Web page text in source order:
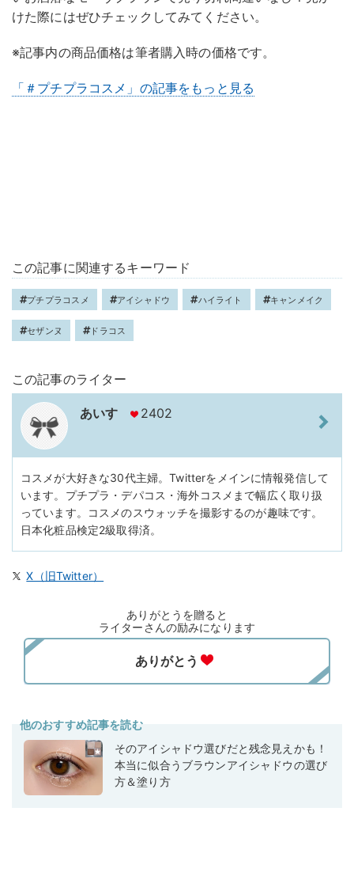
けた際にはぜひチェックしてみてください。
※記事内の商品価格は筆者購入時の価格です。
「＃プチプラコスメ」の記事をもっと見る
この記事に関連するキーワード
プチプラコスメ アイシャドウ ハイライト キャンメイク
セザンヌ ドラコス
この記事のライター
あいす 2402
コスメが大好きな30代主婦。Twitterをメインに情報発信して
います。プチプラ・デパコス・海外コスメまで幅広く取り扱
っています。コスメのスウォッチを撮影するのが趣味です。
日本化粧品検定2級取得済。
X（旧Twitter）
ありがとうを贈ると
ライターさんの励みになります
他のおすすめ記事を読む
そのアイシャドウ選びだと残念見えかも！
本当に似合うブラウンアイシャドウの選び
方＆塗り方